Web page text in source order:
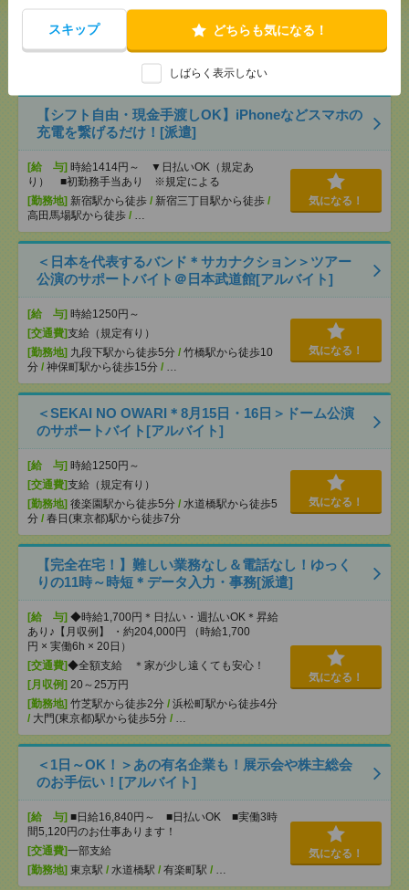
スキップ どちらも気になる！
しばらく表示しない
無資格未経験：時給1500円～ ■週払い
OK ■扶養内OK ■日収1万2000円以上
[交通費]交通費全額支給
東戸塚駅 / 舞岡駅
気になる！
【シフト自由・現金手渡しOK】iPhoneなどスマホの
充電を繋げるだけ！[派遣]
[給 与] 時給1414円～ ▼日払いOK（規定あ
り） ■初勤務手当あり ※規定による
[勤務地] 新宿駅から徒歩 / 新宿三丁目駅から徒歩 /
高田馬場駅から徒歩 / …
気になる！
＜日本を代表するバンド＊サカナクション＞ツアー
公演のサポートバイト＠日本武道館[アルバイト]
[給 与] 時給1250円～
[交通費]支給（規定有り）
[勤務地] 九段下駅から徒歩5分 / 竹橋駅から徒歩10
分 / 神保町駅から徒歩15分 / …
気になる！
＜SEKAI NO OWARI＊8月15日・16日＞ドーム公演
のサポートバイト[アルバイト]
[給 与] 時給1250円～
[交通費]支給（規定有り）
[勤務地] 後楽園駅から徒歩5分 / 水道橋駅から徒歩5
分 / 春日(東京都)駅から徒歩7分
気になる！
【完全在宅！】難しい業務なし＆電話なし！ゆっく
りの11時～時短＊データ入力・事務[派遣]
[給 与] ◆時給1,700円＊日払い・週払いOK＊昇給
あり♪【月収例】 ・約204,000円 （時給1,700
円 × 実働6h × 20日）
[交通費]◆全額支給 ＊家が少し遠くても安心！
[月収例] 20～25万円
[勤務地] 竹芝駅から徒歩2分 / 浜松町駅から徒歩4分
/ 大門(東京都)駅から徒歩5分 / …
気になる！
＜1日～OK！＞あの有名企業も！展示会や株主総会
のお手伝い！[アルバイト]
[給 与] ■日給16,840円～ ■日払いOK ■実働3時
間5,120円のお仕事あります！
[交通費]一部支給
[勤務地] 東京駅 / 水道橋駅 / 有楽町駅 / …
気になる！